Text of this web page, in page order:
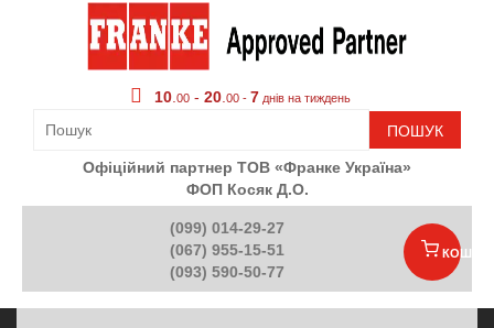
10 00 - 20 00 - 7 днів на тиждень
ПОШУК
Офіційний партнер ТОВ «Франке Україна»
ФОП Косяк Д.О.
(099) 014-29-27
(067) 955-15-51
(093) 590-50-77
КОШИК